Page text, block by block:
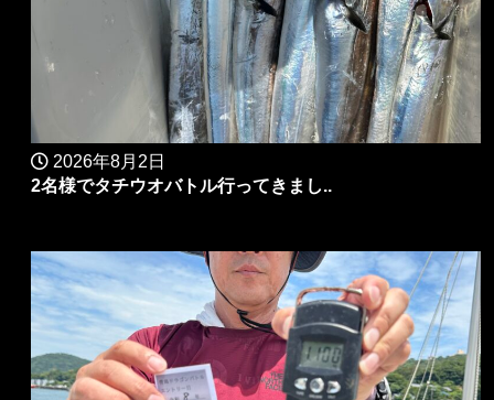
2026年8月2日
2名様でタチウオバトル行ってきまし..